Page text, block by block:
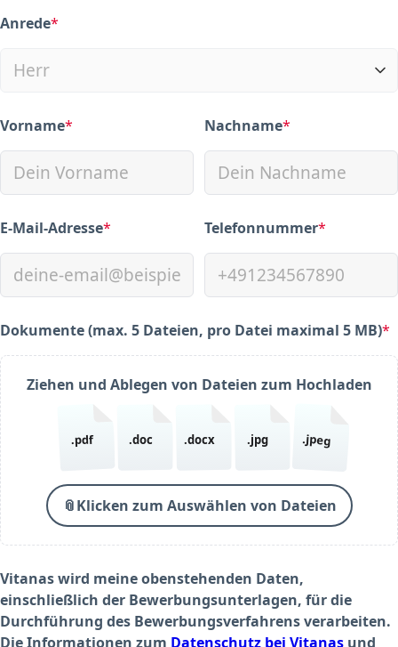
Anrede*
(required)
Vorname*
(required) Nachname*
(required)
E-Mail-Adresse*
(required) Telefonnummer*
(required)
Dokumente (max. 5 Dateien, pro Datei maximal 5 MB)*
(required)
Ziehen und Ablegen von Dateien zum Hochladen
.pdf .doc .docx .jpg .jpeg
📎Klicken zum Auswählen von Dateien
Vitanas wird meine obenstehenden Daten,
einschließlich der Bewerbungsunterlagen, für die
Durchführung des Bewerbungsverfahrens verarbeiten.
Die Informationen zum Datenschutz bei Vitanas und